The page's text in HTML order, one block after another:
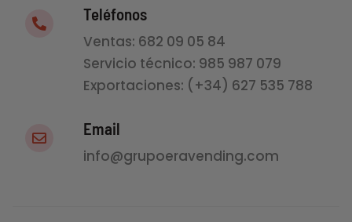
Teléfonos
Ventas: 682 09 05 84
Servicio técnico: 985 987 079
Exportaciones: (+34) 627 535 788
Email
info@grupoeravending.com